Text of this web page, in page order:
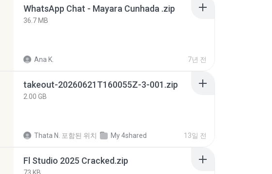
WhatsApp Chat - Mayara Cunhada .zip
36.7 MB
Ana K. 7년 전
takeout-20260621T160055Z-3-001.zip
2.00 GB
Thata N. 포함된 위치 My 4shared 13일 전
Fl Studio 2025 Cracked.zip